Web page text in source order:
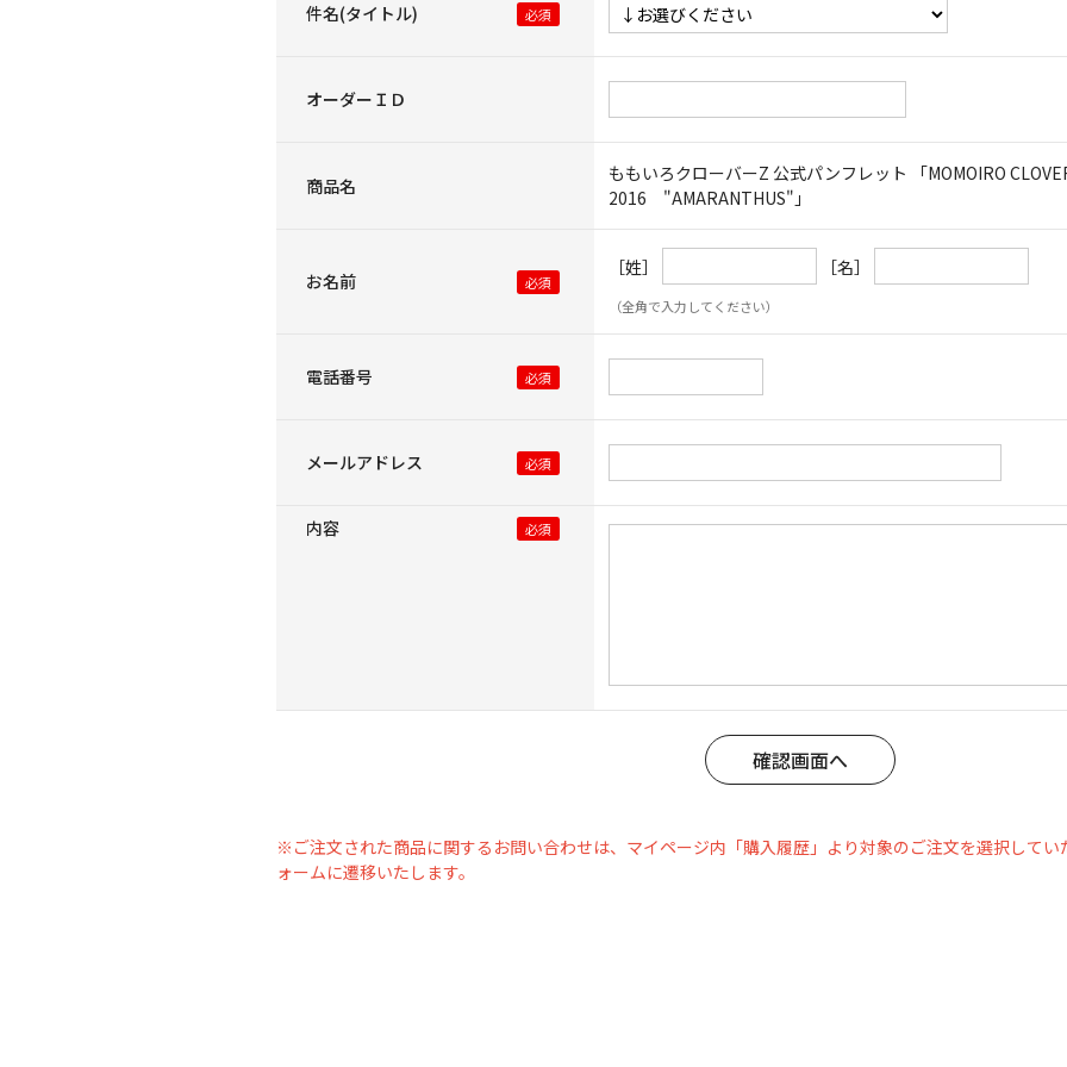
件名(タイトル)
オーダーＩＤ
商品名
ももいろクローバーZ 公式パンフレット 「MOMOIRO
2016 "AMARANTHUS"」
お名前
［姓］ ［名］
（全角で入力してください）
電話番号
メールアドレス
内容
※ご注文された商品に関するお問い合わせは、マイページ内「購入履歴」より対象のご注文を選択してい
ォームに遷移いたします。